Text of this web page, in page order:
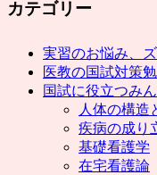
カテゴリー
実習のお悩み、
医教の国試対策
国試に役立つみ
人体の構造
疾病の成り
基礎看護学
在宅看護論